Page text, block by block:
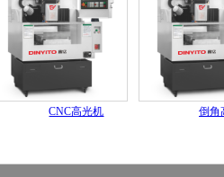
CNC高光机
倒角